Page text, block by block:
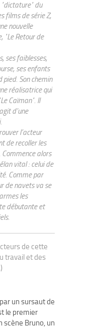
"dictature" du
films de série Z,
nouvelle
"Le Retour de
ses faiblesses,
ses enfants
pied. Son chemin
réalisatrice qui
Caïman". Il
d’une
l’acteur
de recoller les
Commence alors
vital : celui de
Comme par
de navets va se
les
débutante et
de cette
travail et des
un sursaut de
le premier
scène Bruno, un